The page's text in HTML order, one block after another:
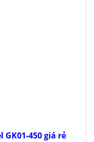
GK01-450 giá rẻ